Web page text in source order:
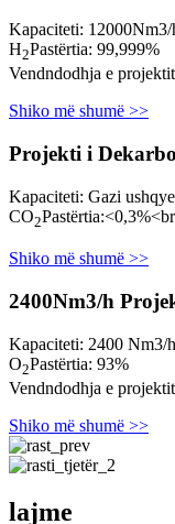
Kapaciteti: 12000Nm3/
H2Pastërtia: 99,999%
Vendndodhja e
Shiko më shumë >>
Projekti i
Kapaciteti: Gazi
CO2
Shiko më shumë >>
2400Nm3/h
Kapaciteti: 2400 Nm3/h
O2Pastërtia: 93%
Vendndodhja e
Shiko më shumë >>
lajme